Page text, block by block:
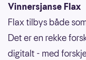
Vinnersjanse Flax
Flax tilbys både
Det er en rekke
digitalt - med